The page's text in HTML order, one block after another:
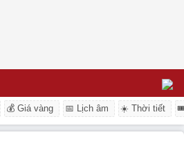
💰 Giá vàng 📅 Lịch âm ☀️ Thời tiết